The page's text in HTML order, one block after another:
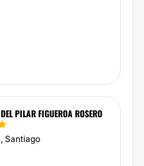
PILAR FIGUEROA ROSERO
Santiago